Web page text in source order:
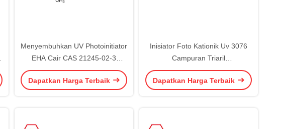
Menyembuhkan UV Photoinitiator
EHA Cair CAS 21245-02-3
C17H27NO2
Dapatkan Harga Terbaik
Inisiator Foto Kationik Uv 3076
Campuran Triaril
Hexafluoroantimony Inisiator Ion
Sulfat Cas 89452-37-9
Dapatkan Harga Terbaik